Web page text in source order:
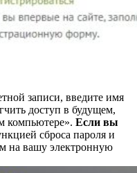
записи, введите имя
доступ в будущем,
компьютере». Если вы
сброса пароля и
на вашу электронную